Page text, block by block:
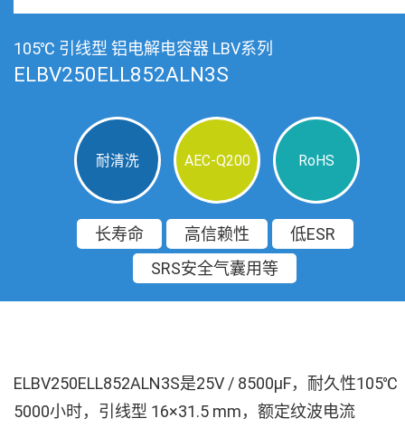
105℃ 引线型 铝电解电容器 LBV系列
ELBV250ELL852ALN3S
耐清洗 AEC-Q200 RoHS
长寿命 高信赖性
低ESR
SRS安全气囊用等
ELBV250ELL852ALN3S是25V / 8500µF，耐久性105℃
5000小时，引线型 16×31.5 mm，额定纹波电流